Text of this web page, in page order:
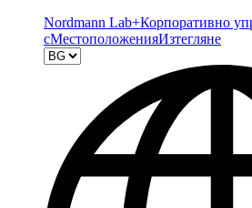
Nordmann Lab+Корпоративно
сМестоположенияИзтегляне